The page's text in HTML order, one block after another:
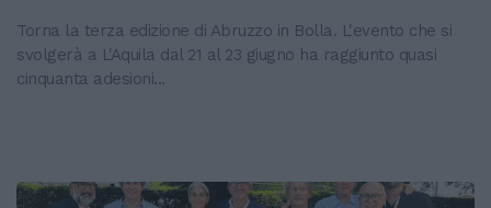
Torna la terza edizione di Abruzzo in Bolla. L'evento che si
svolgerà a L'Aquila dal 21 al 23 giugno ha raggiunto quasi
cinquanta adesioni...